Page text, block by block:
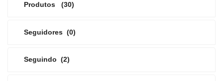
Produtos (30)
Seguidores (0)
Seguindo (2)